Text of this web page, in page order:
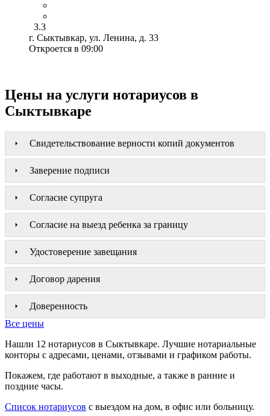
3.3
г. Сыктывкар, ул. Ленина, д. 33
Откроется в 09:00
Цены на услуги нотариусов в
Сыктывкаре
Свидетельствование верности копий документов
Заверение подписи
Согласие супруга
Согласие на выезд ребенка за границу
Удостоверение завещания
Договор дарения
Доверенность
Все цены
Нашли 12 нотариусов в Сыктывкаре. Лучшие нотариальные
конторы с адресами, ценами, отзывами и графиком работы.
Покажем, где работают в выходные, а также в ранние и
поздние часы.
Список нотариусов с выездом на дом, в офис или больницу.